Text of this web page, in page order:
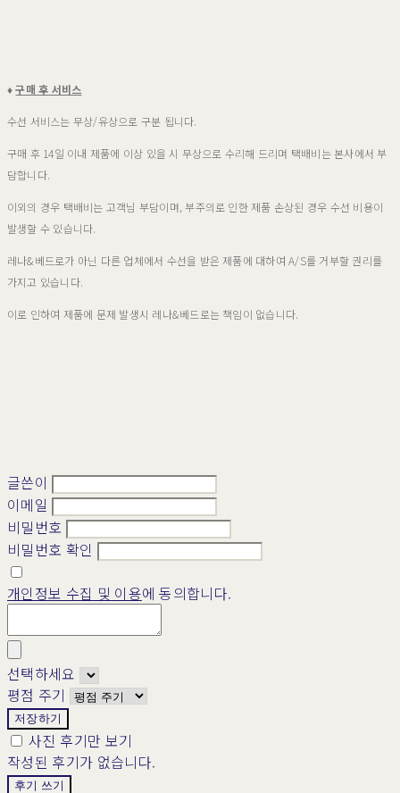
♦구매후 서비스
수선 서비스는 무상/유상으로 구분 됩니다.
구매 후 14일 이내 제품에 이상 있을 시 무상으로 수리해 드리며 택배비는 본사에서 부
담합니다.
이외의 경우 택배비는 고객님 부담이며, 부주의로 인한 제품 손상된 경우 수선 비용이
발생할 수 있습니다.
레나&베드로가 아닌 다른 업체에서 수선을 받은 제품에 대하여 A/S를 거부할 권리를
가지고 있습니다.
이로 인하여 제품에 문제 발생시 레나&베드로는 책임이 없습니다.
글쓴이
이메일
비밀번호
비밀번호 확인
개인정보 수집 및 이용에 동의합니다.
선택하세요
평점 주기
저장하기
사진 후기만 보기
작성된 후기가 없습니다.
후기 쓰기